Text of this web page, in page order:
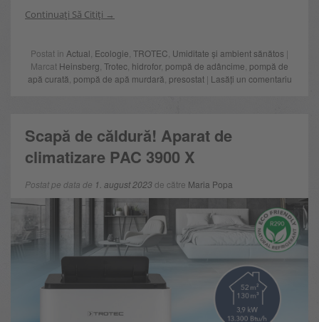
Continuați Să Citiți
Postat în Actual Ecologie TROTEC Umiditate și ambient sănătos |
Marcat Heinsberg Trotec hidrofor, pompă de adâncime pompă de
apă curată pompă de apă murdară presostat| Lasăți un comentariu
Scapă de căldură! Aparat de
climatizare PAC 3900 X
Postat pe data de 1. august 2023de către Maria Popa